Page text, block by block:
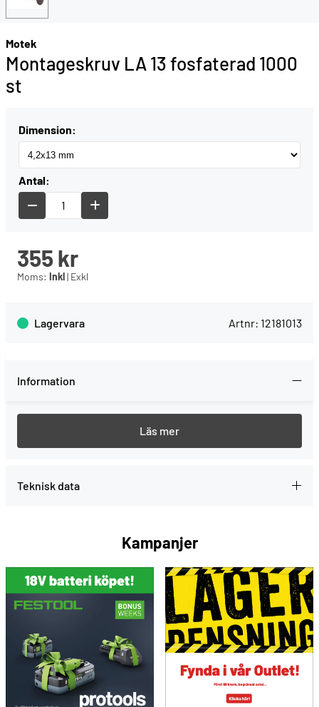
Motek
Montageskruv LA 13 fosfaterad 1000
st
Dimension:
Antal:
355kr
Moms: Inkl| Exkl
Lagervara Artnr: 12181013
Information
stålprofiler upp till 1,0 mm, fosfaterad. Bits: Ph 2
Teknisk data
Kampanjer